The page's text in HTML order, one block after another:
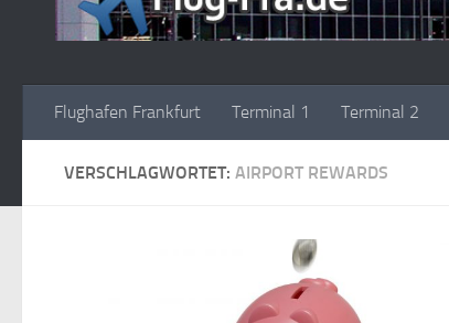
Flughafen Frankfurt Terminal 1 Terminal 2
VERSCHLAGWORTET: AIRPORT REWARDS